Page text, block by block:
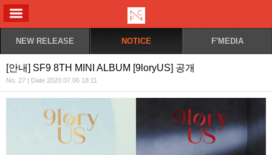
NEW RELEASE NOTICE F'MEDIA
[안내] SF9 8TH MINI ALBUM [9loryUS] 공개
No. 27 | Date 2020.07.06 18:11